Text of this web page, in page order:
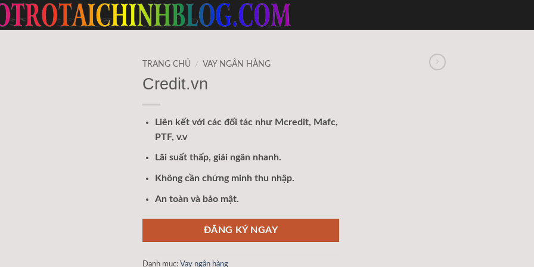
TRANG CHỦ / VAY NGÂN HÀNG
Credit.vn
Liên kết với các đối tác như Mcredit, Mafc,
PTF, v.v
Lãi suất thấp, giải ngân nhanh.
Không cần chứng minh thu nhập.
An toàn và bảo mật.
ĐĂNG KÝ NGAY
Danh mục: Vay ngân hàng